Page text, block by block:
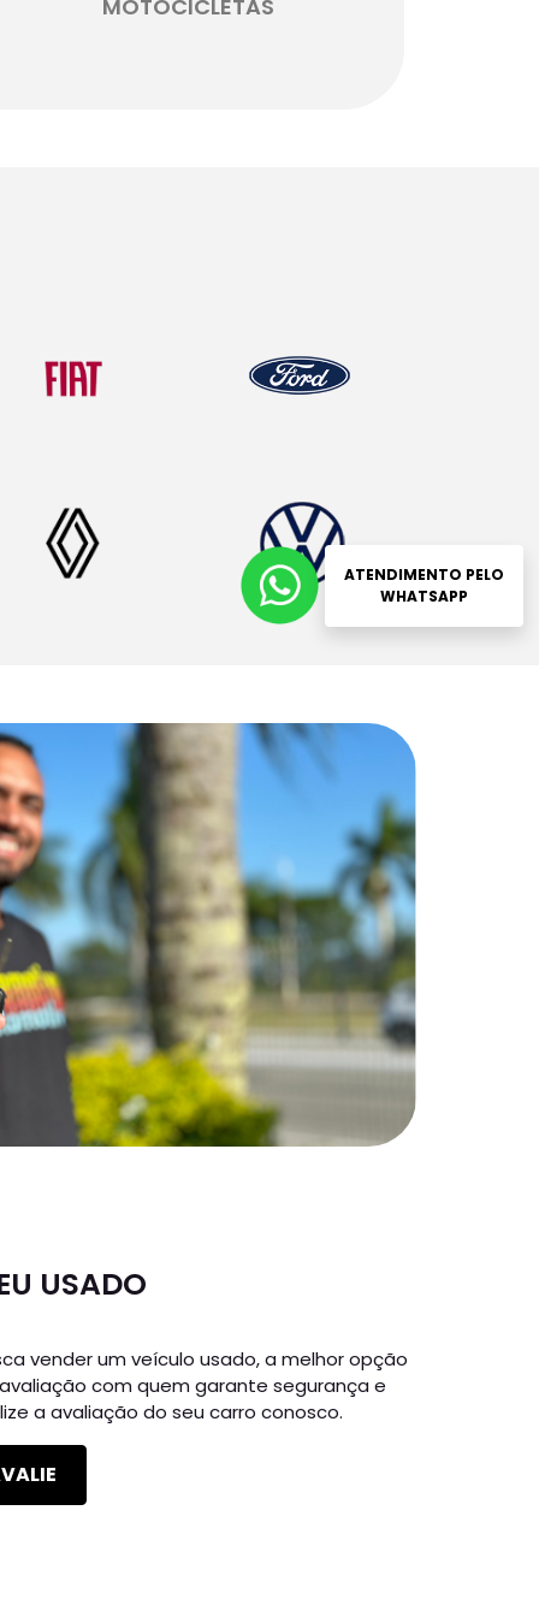
MOTOCICLETAS
USADO
vender um veículo usado, a melhor opção
com quem garante segurança e
a avaliação do seu carro conosco.
ATENDIMENTO PELO
WHATSAPP